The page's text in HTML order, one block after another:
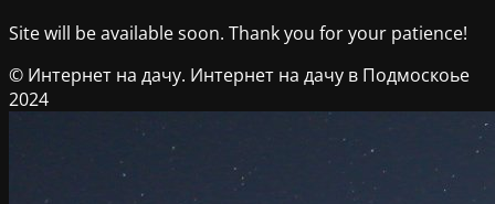
Site will be available soon. Thank you for your patience!
© Интернет на дачу. Интернет на дачу в Подмоскоье
2024